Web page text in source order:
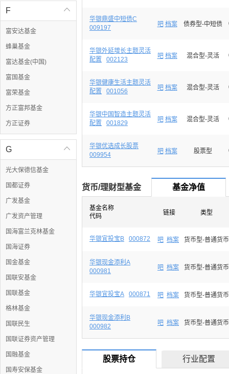

F
富安达基金
蜂巢基金
富达基金(中国)
富国基金
富荣基金
方正富邦基金
方正证券

G
光大保德信基金
国都证券
广发基金
广发资产管理
国海富兰克林基金
国海证券
国金基金
国联安基金
国联基金
格林基金
国联民生
国联证券资产管理
国融基金
国寿安保基金
华银鼎盛中短债C
009197
吧 档案 债券型-中短债
华银外延增长主题灵活
配置
002123 吧 档案 混合型-灵活
华银健康生活主题灵活
配置
001056 吧 档案 混合型-灵活
华银中国智造主题灵活
配置
001829 吧 档案 混合型-灵活
华银优选成长股票
009954
吧 档案 股票型
货币/理财型基金 基金净值
基金名称
代码
链接 类型
华银宜投宝B 000872 吧 档案 货币型-普通货币
华银现金添利A
000981
吧 档案 货币型-普通货币
华银宜投宝A 000871 吧 档案 货币型-普通货币
华银现金添利B
000982
吧 档案 货币型-普通货币
股票持仓 行业配置